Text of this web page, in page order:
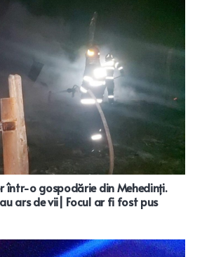
într-o gospodărie din Mehedinți.
ars de vii| Focul ar fi fost pus